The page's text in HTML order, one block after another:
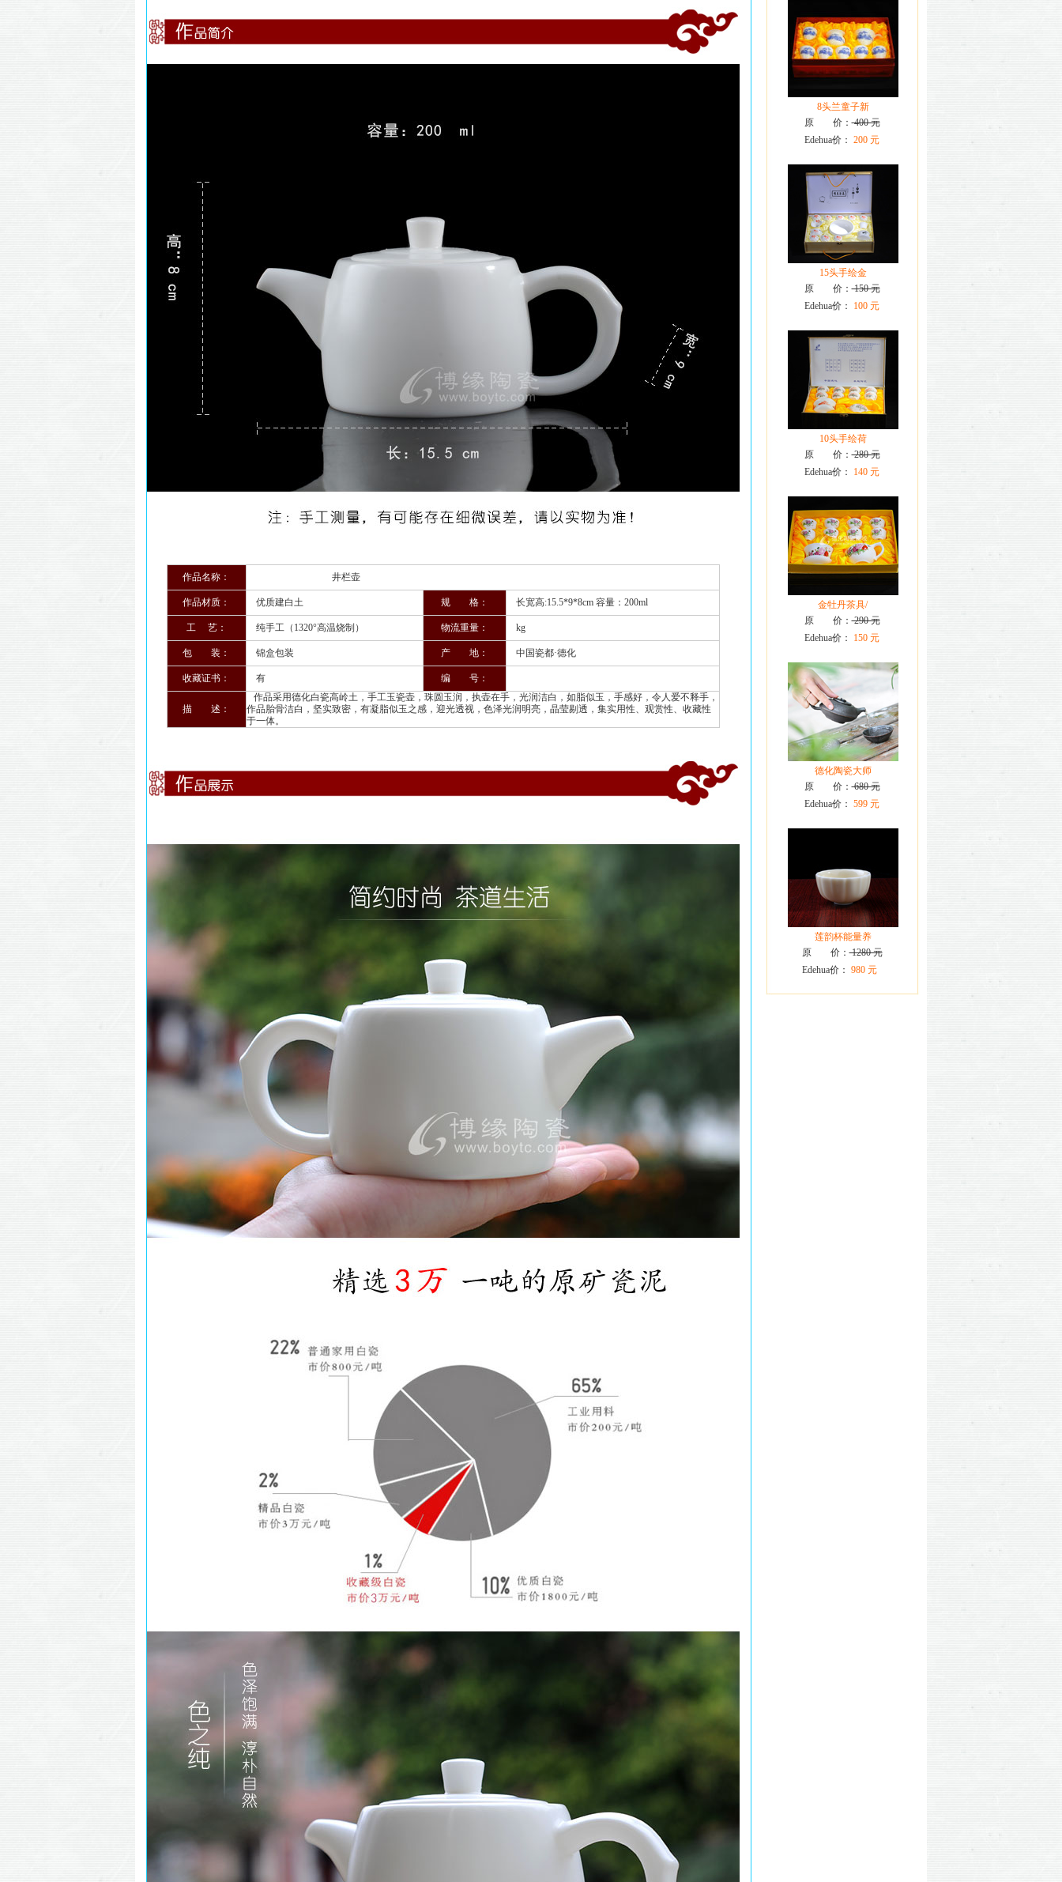
作品名称： 井栏壶
作品材质： 优质建白土 规 格： 长宽高:15.5*9*8cm 容量：200ml
工 艺： 纯手工（1320°高温烧制） 物流重量： kg
包 装： 锦盒包装 产 地： 中国瓷都·德化
收藏证书： 有 编 号：
描 述：
作品采用德化白瓷高岭土，手工玉瓷壶，珠圆玉润，执壶在手，光润洁白，如脂似玉，手感好，令人爱不释手，
作品胎骨洁白，坚实致密，有凝脂似玉之感，迎光透视，色泽光润明亮，晶莹剔透，集实用性、观赏性、收藏性
于一体。
8头兰童子新
原 价：400 元
Edehua价： 200 元
15头手绘金
原 价：150 元
Edehua价：
100 元
10头手绘荷
原 价：280 元
Edehua价：
140 元
金牡丹茶具/
原 价：290 元
Edehua价：
150 元
德化陶瓷大师
原 价：680 元
Edehua价： 599 元
莲韵杯能量养
原 价：1280 元
Edehua价： 980 元